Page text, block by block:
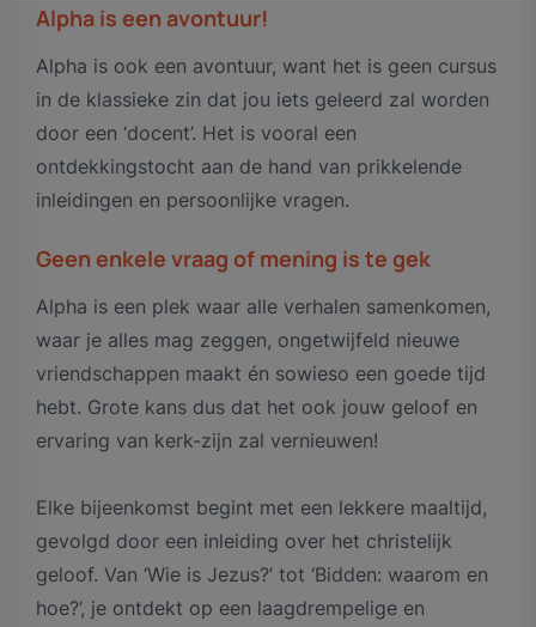
Alpha is een avontuur!
Alpha is ook een avontuur, want het is geen cursus
in de klassieke zin dat jou iets geleerd zal worden
door een ‘docent’. Het is vooral een
ontdekkingstocht aan de hand van prikkelende
inleidingen en persoonlijke vragen.
Geen enkele vraag of mening is te gek
Alpha is een plek waar alle verhalen samenkomen,
waar je alles mag zeggen, ongetwijfeld nieuwe
vriendschappen maakt én sowieso een goede tijd
hebt. Grote kans dus dat het ook jouw geloof en
ervaring van kerk-zijn zal vernieuwen!
Elke bijeenkomst begint met een lekkere maaltijd,
gevolgd door een inleiding over het christelijk
geloof. Van ‘Wie is Jezus?’ tot ‘Bidden: waarom en
hoe?’, je ontdekt op een laagdrempelige en